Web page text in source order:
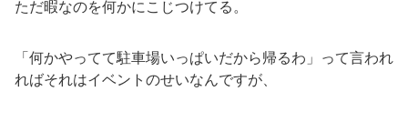
ただ暇なのを何かにこじつけてる。
「何かやってて駐車場いっぱいだから帰るわ」って言われ
ればそれはイベントのせいなんですが、